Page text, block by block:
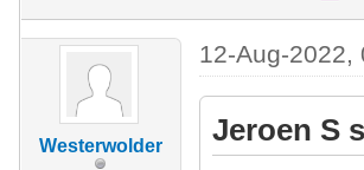
Westerwolder
12-Aug-2022,
Jeroen S